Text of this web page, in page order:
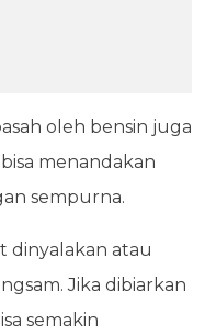
oleh bensin juga
menandakan
sempurna.
dinyalakan atau
Jika dibiarkan
semakin